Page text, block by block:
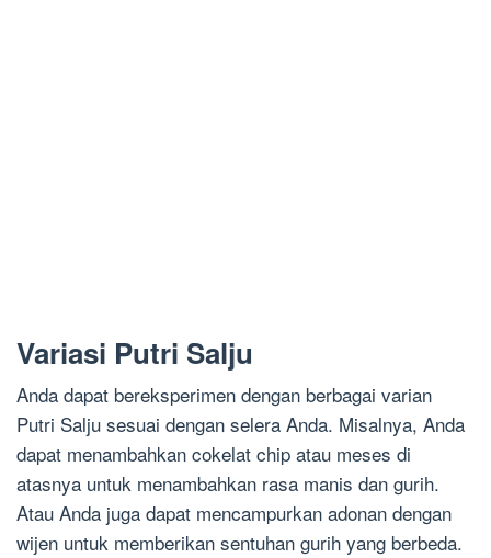
Variasi Putri Salju
Anda dapat bereksperimen dengan berbagai varian
Putri Salju sesuai dengan selera Anda. Misalnya, Anda
dapat menambahkan cokelat chip atau meses di
atasnya untuk menambahkan rasa manis dan gurih.
Atau Anda juga dapat mencampurkan adonan dengan
wijen untuk memberikan sentuhan gurih yang berbeda.